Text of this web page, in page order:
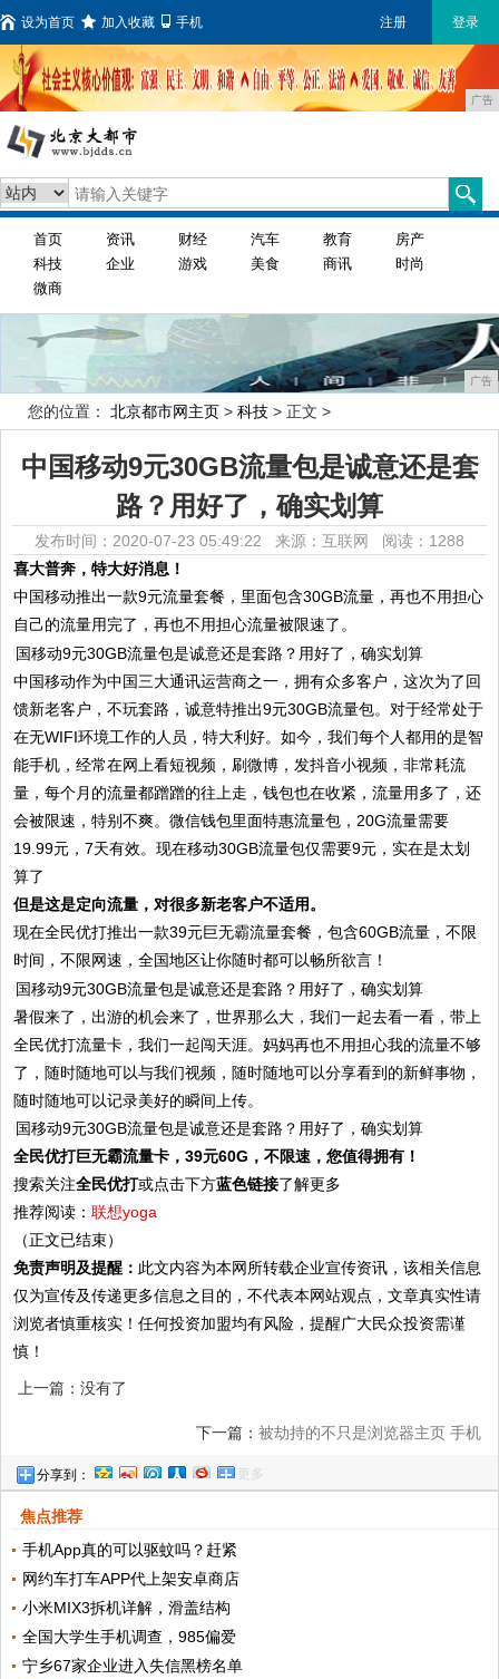
设为首页 加入收藏 手机 注册 登录
广告
首页 资讯 财经 汽车 教育
房产
科技
企业 游戏 美食 商讯
时尚
微商
广告
您的位置： 北京都市网主页 > 科技 > 正文 >
中国移动9元30GB流量包是诚意还是套
路？用好了，确实划算
发布时间：2020-07-23 05:49:22 来源：互联网 阅读：1288
喜大普奔，特大好消息！
中国移动推出一款9元流量套餐，里面包含30GB流量，再也不用担心
自己的流量用完了，再也不用担心流量被限速了。
中国移动作为中国三大通讯运营商之一，拥有众多客户，这次为了回
馈新老客户，不玩套路，诚意特推出9元30GB流量包。对于经常处于
在无WIFI环境工作的人员，特大利好。如今，我们每个人都用的是智
能手机，经常在网上看短视频，刷微博，发抖音小视频，非常耗流
量，每个月的流量都蹭蹭的往上走，钱包也在收紧，流量用多了，还
会被限速，特别不爽。微信钱包里面特惠流量包，20G流量需要
19.99元，7天有效。现在移动30GB流量包仅需要9元，实在是太划
算了
但是这是定向流量，对很多新老客户不适用。
现在全民优打推出一款39元巨无霸流量套餐，包含60GB流量，不限
时间，不限网速，全国地区让你随时都可以畅所欲言！
暑假来了，出游的机会来了，世界那么大，我们一起去看一看，带上
全民优打流量卡，我们一起闯天涯。妈妈再也不用担心我的流量不够
了，随时随地可以与我们视频，随时随地可以分享看到的新鲜事物，
随时随地可以记录美好的瞬间上传。
全民优打巨无霸流量卡，39元60G，不限速，您值得拥有！
搜索关注全民优打或点击下方蓝色链接了解更多
推荐阅读：联想yoga
（正文已结束）
免责声明及提醒： 此文内容为本网所转载企业宣传资讯，该相关信息
仅为宣传及传递更多信息之目的，不代表本网站观点，文章真实性请
浏览者慎重核实！任何投资加盟均有风险，提醒广大民众投资需谨
慎！
上一篇：没有了
下一篇： 被劫持的不只是浏览器主页 手机
分享到： 更多
焦点推荐
手机App真的可以驱蚊吗？赶紧
网约车打车APP代上架安卓商店
小米MIX3拆机详解，滑盖结构
全国大学生手机调查，985偏爱
宁乡67家企业进入失信黑榜名单